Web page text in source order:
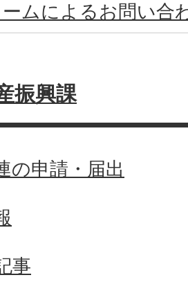
ムによるお問い合
振興課
の申請・届出
事